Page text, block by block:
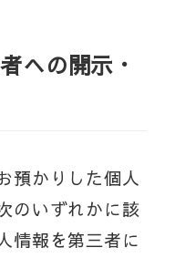
への開示・
預かりした個人
のいずれかに該
情報を第三者に